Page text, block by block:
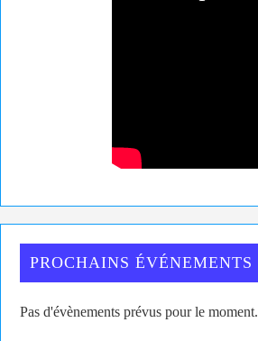
PROCHAINS ÉVÉNEMENTS
Pas d'évènements prévus pour le moment.